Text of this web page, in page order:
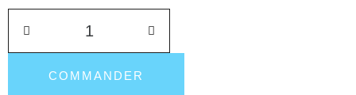
COMMANDER